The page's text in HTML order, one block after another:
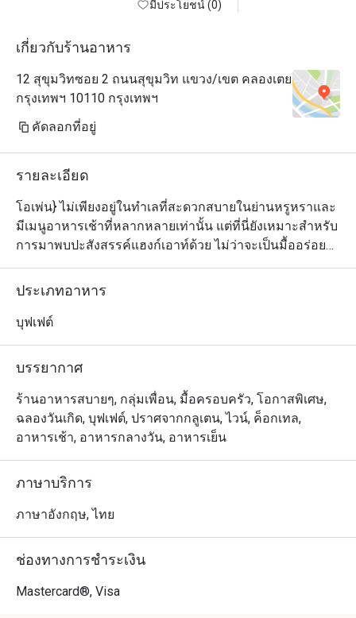
มีประโยชน์ (0)
เกี่ยวกับร้านอาหาร
12 สุขุมวิทซอย 2 ถนนสุขุมวิท แขวง/เขต คลองเตย
กรุงเทพฯ 10110 กรุงเทพฯ
คัดลอกที่อยู่
รายละเอียด
โอเพ่น} ไม่เพียงอยู่ในทำเลที่สะดวกสบายในย่านหรูหราและ
มีเมนูอาหารเช้าที่หลากหลายเท่านั้น แต่ที่นี่ยังเหมาะสำหรับ
การมาพบปะสังสรรค์แฮงก์เอาท์ด้วย ไม่ว่าจะเป็นมื้ออร่อย
แบบง่ายๆ ประจำวันหรือในโอกาสพิเศษต่างๆ แวะมาดื่มด่ำ
กับความอร่อยกันได้ทั้งมื้อเช้าในสไตล์กรูเม่ต์ และเมนูอะลา
ทางร้านก็มีตัวเลือกสำหรับทุกรสนิยมและครอบคลุมทั้ง
ประเภทอาหาร
บุฟเฟต์
บรรยากาศ
ร้านอาหารสบายๆ, กลุ่มเพื่อน, มื้อครอบครัว, โอกาสพิเศษ,
ฉลองวันเกิด, บุฟเฟต์, ปราศจากกลูเตน, ไวน์, ค็อกเทล,
อาหารเช้า, อาหารกลางวัน, อาหารเย็น
ภาษาบริการ
ภาษาอังกฤษ, ไทย
ช่องทางการชำระเงิน
Mastercard®, Visa